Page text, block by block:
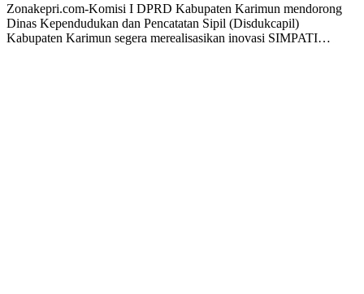
Zonakepri.com-Komisi I DPRD Kabupaten Karimun mendorong
Dinas Kependudukan dan Pencatatan Sipil (Disdukcapil)
Kabupaten Karimun segera merealisasikan inovasi SIMPATI…